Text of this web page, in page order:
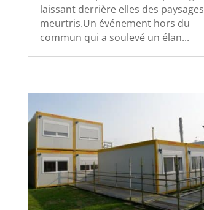
laissant derrière elles des paysages
meurtris.Un événement hors du
commun qui a soulevé un élan...